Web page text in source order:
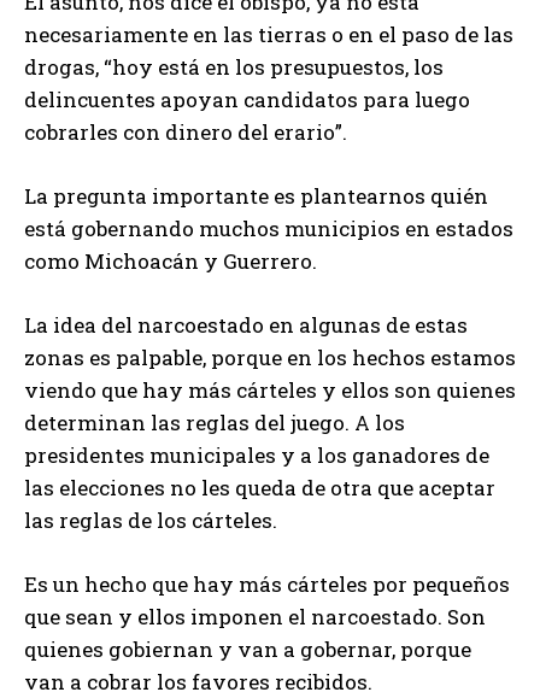
necesariamente en las tierras o en el paso de las
drogas, “hoy está en los presupuestos, los
delincuentes apoyan candidatos para luego
cobrarles con dinero del erario”.
La pregunta importante es plantearnos quién
está gobernando muchos municipios en estados
como Michoacán y Guerrero.
La idea del narcoestado en algunas de estas
zonas es palpable, porque en los hechos estamos
viendo que hay más cárteles y ellos son quienes
determinan las reglas del juego. A los
presidentes municipales y a los ganadores de
las elecciones no les queda de otra que aceptar
las reglas de los cárteles.
Es un hecho que hay más cárteles por pequeños
que sean y ellos imponen el narcoestado. Son
quienes gobiernan y van a gobernar, porque
van a cobrar los favores recibidos.